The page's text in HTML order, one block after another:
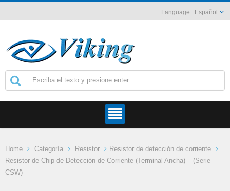
Español
Home Categoría Resistor
Resistor de detección de corriente
Resistor de Chip de Detección de Corriente (Terminal Ancha) – (Serie
CSW)